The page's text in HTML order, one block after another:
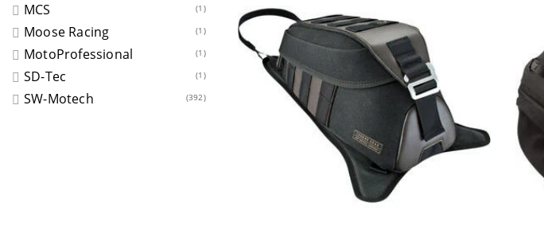
MCS (1)
Moose Racing (1)
MotoProfessional (1)
SD-Tec (1)
SW-Motech (392)